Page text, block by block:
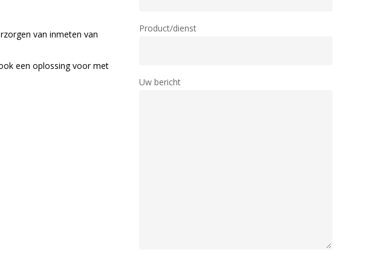
van inmeten van
een oplossing voor met
Product/dienst
Uw bericht